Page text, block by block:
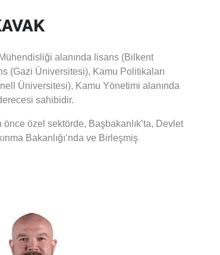
alanında lisans (Bilkent
(Gazi Üniversitesi), Kamu Politikaları
Üniversitesi), Kamu Yönetimi alanında
sahibidir.
özel sektörde, Başbakanlık’ta, Devlet
Bakanlığı’nda ve Birleşmiş
enerji politika ve uygulamaları,
politikası, kentleşme, sanayileşme gibi
çok sayıda makale, rapor ve çalışma ile